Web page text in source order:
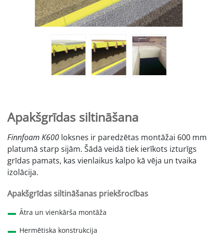
Apakšgrīdas siltināšana
Finnfoam K600 loksnes ir paredzētas montāžai 600 mm
platumā starp sijām. Šādā veidā tiek ierīkots izturīgs
grīdas pamats, kas vienlaikus kalpo kā vēja un tvaika
izolācija.
Apakšgrīdas siltināšanas priekšrocības
Ātra un vienkārša montāža
Hermētiska konstrukcija